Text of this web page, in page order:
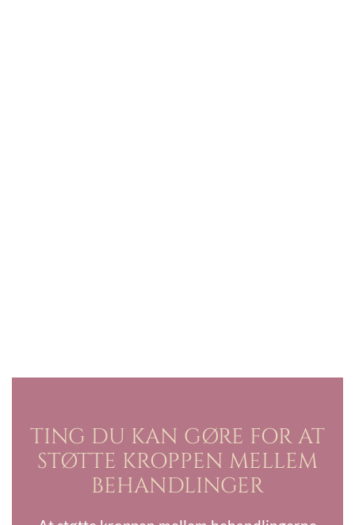
TING DU KAN GØRE FOR AT
STØTTE KROPPEN MELLEM
BEHANDLINGER